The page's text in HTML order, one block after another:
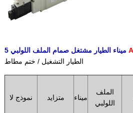
5 ميناء الطيار مشتغل صمام الملف اللولبي
الطيار التشغيل / ختم مطاط
نموذج لا متزايد ميناء
الملف
اللولبي